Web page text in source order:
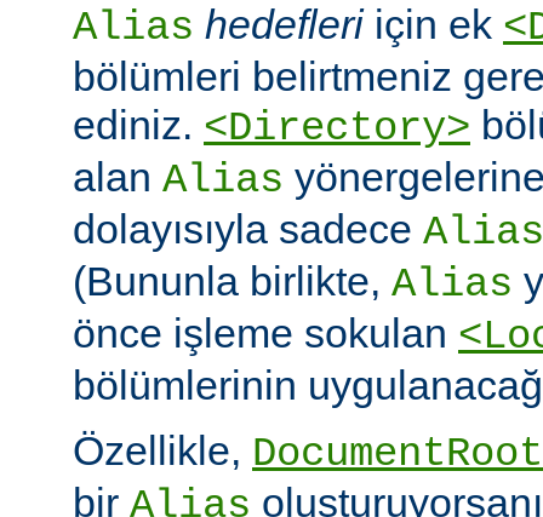
Alias hedefleriiçin ek
bölümleri belirtmeniz
ediniz. <Directory>
alan Alias
dolayısıyla sadece Alias
(Bununla birlikte, Alias
önce işleme sokulan
bölümlerinin
Özellikle, DocumentRoot
bir Alias